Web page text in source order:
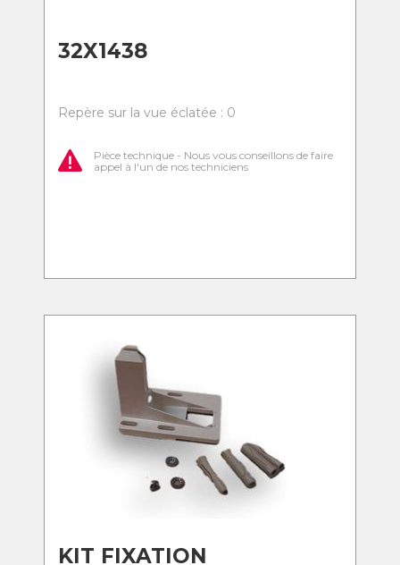
32X1438
Repère sur la vue éclatée : 0
Pièce technique - Nous vous conseillons de faire
appel à l'un de nos techniciens
KIT FIXATION